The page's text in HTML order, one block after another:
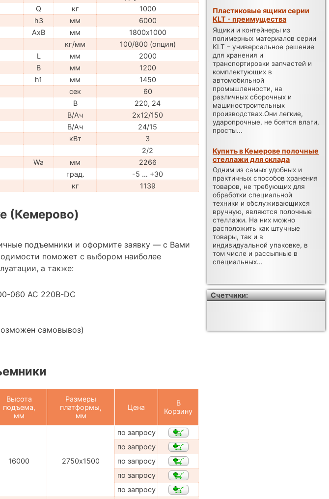
Q кг
1000
h3 мм
6000
AxB мм
1800х1000
кг/мм
100/800 (опция)
L мм
2000
B мм
1200
h1 мм
1450
сек
60
В
220, 24
В/Ач
2х12/150
В/Ач
24/15
кВт
3
2/2
Wa мм
2266
град.
-5 … +30
кг 1139
(Кемерово)
подъемники и оформите заявку — с Вами
поможет с выбором наиболее
а также:
060 AC 220В-DC
самовывоз)
Высота
подъема,
мм
Размеры
платформы,
мм
Цена
В
Корзину
16000 2750х1500
по запросу
по запросу
по запросу
по запросу
по запросу
Пластиковые ящики серии
KLT - преимущества
Ящики и контейнеры из
полимерных материалов серии
KLT – универсальное решение
для хранения и
транспортировки запчастей и
комплектующих в
автомобильной
промышленности, на
различных сборочных и
машиностроительных
производствах.Они легкие,
ударопрочные, не боятся влаги,
просты...
Купить в Кемерове полочные
стеллажи для склада
Одним из самых удобных и
практичных способов хранения
товаров, не требующих для
обработки специальной
техники и обслуживающихся
вручную, являются полочные
стеллажи. На них можно
расположить как штучные
товары, так и в
индивидуальной упаковке, в
том числе и рассыпные в
специальных...
Счетчики: